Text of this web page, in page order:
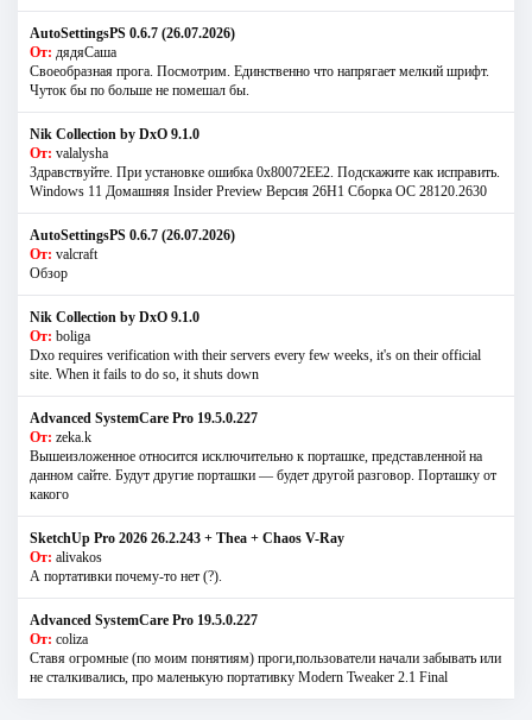
AutoSettingsPS 0.6.7 (26.07.2026)
От: дядяСаша
Своеобразная прога. Посмотрим. Единственно что напрягает мелкий шрифт.
Чуток бы по больше не помешал бы.
Nik Collection by DxO 9.1.0
От: valalysha
Здравствуйте. При установке ошибка 0х80072EE2. Подскажите как исправить.
Windows 11 Домашняя Insider Preview Версия 26H1 Сборка ОС 28120.2630
AutoSettingsPS 0.6.7 (26.07.2026)
От: valcraft
Обзор
Nik Collection by DxO 9.1.0
От: boliga
Dxo requires verification with their servers every few weeks, it's on their official
site. When it fails to do so, it shuts down
Advanced SystemCare Pro 19.5.0.227
От: zeka.k
Вышеизложенное относится исключительно к порташке, представленной на
данном сайте. Будут другие порташки — будет другой разговор. Порташку от
какого
SketchUp Pro 2026 26.2.243 + Thea + Chaos V-Ray
От: alivakos
А портативки почему-то нет (?).
Advanced SystemCare Pro 19.5.0.227
От: coliza
Ставя огромные (по моим понятиям) проги,пользователи начали забывать или
не сталкивались, про маленькую портативку Modern Tweaker 2.1 Final